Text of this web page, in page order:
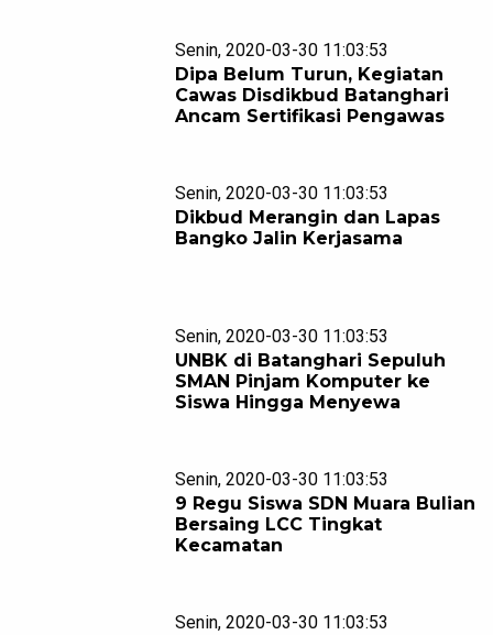
Senin, 2020-03-30 11:03:53
Dipa Belum Turun, Kegiatan
Cawas Disdikbud Batanghari
Ancam Sertifikasi Pengawas
Senin, 2020-03-30 11:03:53
Dikbud Merangin dan Lapas
Bangko Jalin Kerjasama
Senin, 2020-03-30 11:03:53
UNBK di Batanghari Sepuluh
SMAN Pinjam Komputer ke
Siswa Hingga Menyewa
Senin, 2020-03-30 11:03:53
9 Regu Siswa SDN Muara Bulian
Bersaing LCC Tingkat
Kecamatan
Senin, 2020-03-30 11:03:53